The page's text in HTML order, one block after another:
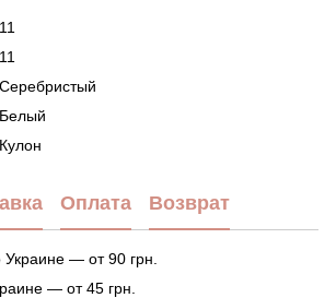
11
11
Серебристый
Белый
Кулон
Оплата Возврат
— от 90 грн.
— от 45 грн.